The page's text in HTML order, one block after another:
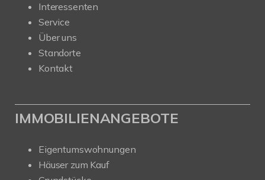
Interessenten
Service
Über uns
Standorte
Kontakt
IMMOBILIENANGEBOTE
Eigentumswohnungen
Häuser zum Kauf